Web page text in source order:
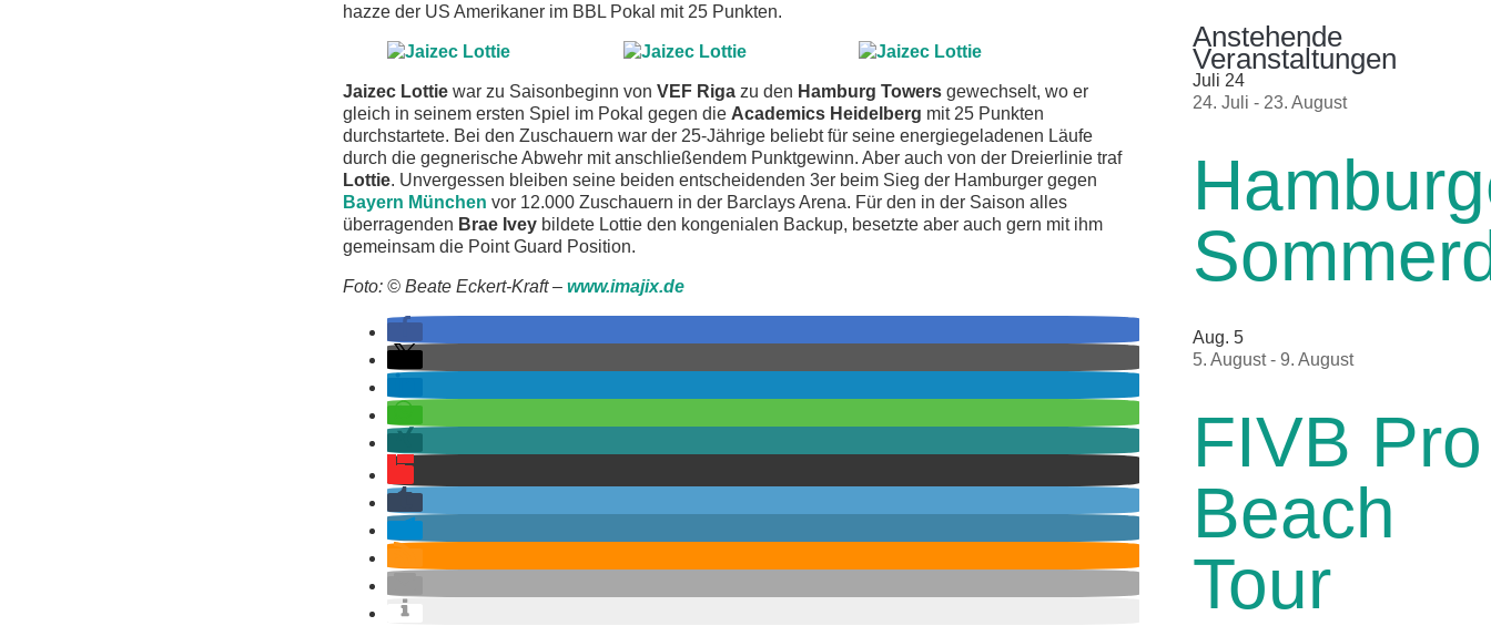
hazze der US Amerikaner im BBL Pokal mit 25 Punkten.
Jaizec Lottiewar zu Saisonbeginn von VEF Rigazu den Hamburg Towersgewechselt, wo er
gleich in seinem ersten Spiel im Pokal gegen die Academics Heidelberg mit 25 Punkten
durchstartete. Bei den Zuschauern war der 25-Jährige beliebt für seine energiegeladenen Läufe
durch die gegnerische Abwehr mit anschließendem Punktgewinn. Aber auch von der Dreierlinie traf
Lottie. Unvergessen bleiben seine beiden entscheidenden 3er beim Sieg der Hamburger gegen
Bayern München vor 12.000 Zuschauern in der Barclays Arena. Für den in der Saison alles
überragenden Brae Iveybildete Lottie den kongenialen Backup, besetzte aber auch gern mit ihm
gemeinsam die Point Guard Position.
Foto: © Beate Eckert-Kraft – www.imajix.de
Anstehende
Veranstaltungen
Juli24
24. Juli -23. August
Aug.5
5. August-9. August
FIVB Pro
Beach
Tour